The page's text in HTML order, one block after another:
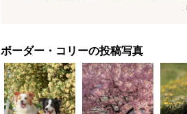
ボーダー・コリーの投稿写真